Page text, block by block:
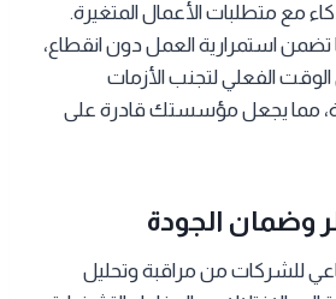
مع متطلبات الأعمال المتغيرة.
استمرارية العمل دون انقطاع،
الفعلي لتجنب الأزمات
مما يجعل مؤسستك قادرة على
للشركات من مراقبة وتحليل